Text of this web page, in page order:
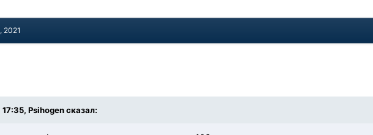
2021
Psihogen сказал: